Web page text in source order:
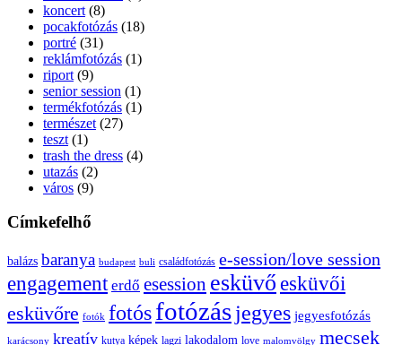
koncert (8)
pocakfotózás (18)
portré (31)
reklámfotózás (1)
riport (9)
senior session (1)
termékfotózás (1)
természet (27)
teszt (1)
trash the dress (4)
utazás (2)
város (9)
Címkefelhő
balázs baranya budapest buli családfotózás e-session/love session
engagement erdő esession esküvő esküvői
esküvőre fotók fotósfotózásjegyes jegyesfotózás
karácsony kreatív kutya képek lagzi lakodalom love malomvölgy mecsek